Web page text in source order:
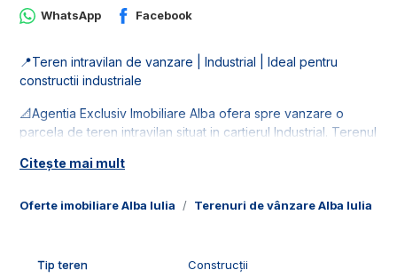
Oferte imobiliare Alba Iulia Terenuri de vânzare Alba Iulia
WhatsApp Facebook
📍Teren intravilan de vanzare | Industrial | Ideal pentru
constructii industriale
📐Agentia Exclusiv Imobiliare Alba ofera spre vanzare o
parcela de teren intravilan situat in cartierul Industrial. Terenul
canalizare.
Citește mai mult
Tip teren Construcții